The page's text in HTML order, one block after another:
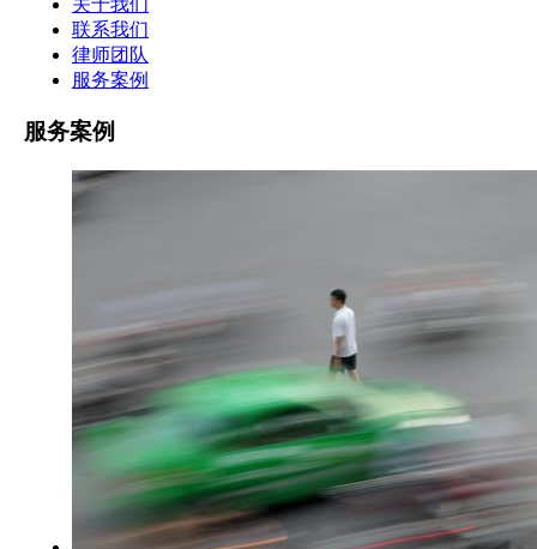
关于我们
联系我们
律师团队
服务案例
服务案例